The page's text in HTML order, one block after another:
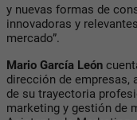
y nuevas formas de
innovadoras y
mercado”.
Mario García León
dirección de empresas,
de su trayectoria
marketing y gestión de